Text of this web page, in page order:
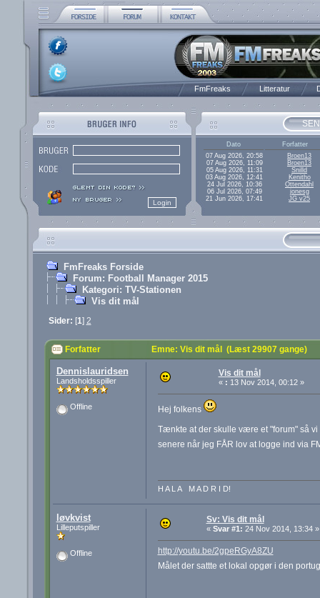
FmFreaks Litteratur
Dato
Forfatter
07 Aug 2026, 20:58
Broen13
07 Aug 2026, 11:09
Broen13
05 Aug 2026, 11:31
Snilld
03 Aug 2026, 12:41
Kenitho
24 Jul 2026, 10:36
Ottendahl
06 Jul 2026, 07:49
jonesg
21 Jun 2026, 17:41
JG v25
FmFreaks Forside
Forum: Football Manager 2015
Kategori: TV-Stationen
Vis dit mål
Sider: [1] 2
Forfatter Emne: Vis dit mål (Læst 29907 gange)
Dennislauridsen
Landsholdsspiller
Offline
Vis dit mål
« : 13 Nov 2014, 00:12 »
Hej folkens
Tænkte at der skulle være et "forum" så
senere når jeg FÅR lov at logge ind via
H A L A M A D R I D!
løvkvist
Lilleputspiller
Offline
Sv: Vis dit mål
« Svar #1: 24 Nov 2014, 13:34 »
http://youtu.be/2gpeRGyA8ZU
Målet der sattte et lokal opgør i den